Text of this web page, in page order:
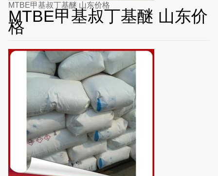
MTBE甲基叔丁基醚 山东价格
MTBE甲基叔丁基醚 山东价
格